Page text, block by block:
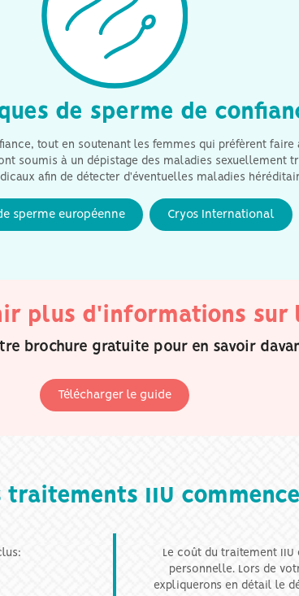
de sperme de
tout en soutenant les femmes qui préfèrent
soumis à un dépistage des maladies sexuellement
afin de détecter d'éventuelles maladies
sperme européenne Cryos International
plus d'informations sur
brochure gratuite pour en savoir
Télécharger le guide
traitements IIU
Le coût du traitement
personnelle. Lors de
expliquerons en détail le